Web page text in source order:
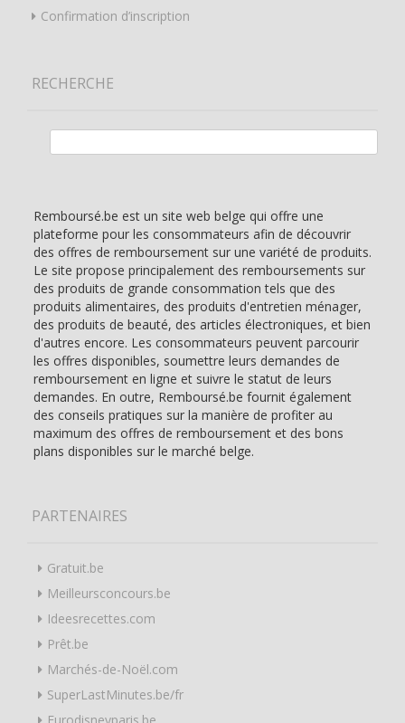
Confirmation d’inscription
RECHERCHE
Remboursé.be est un site web belge qui offre une
plateforme pour les consommateurs afin de découvrir
des offres de remboursement sur une variété de produits.
Le site propose principalement des remboursements sur
des produits de grande consommation tels que des
produits alimentaires, des produits d'entretien ménager,
des produits de beauté, des articles électroniques, et bien
d'autres encore. Les consommateurs peuvent parcourir
les offres disponibles, soumettre leurs demandes de
remboursement en ligne et suivre le statut de leurs
demandes. En outre, Remboursé.be fournit également
des conseils pratiques sur la manière de profiter au
maximum des offres de remboursement et des bons
plans disponibles sur le marché belge.
PARTENAIRES
Gratuit.be
Meilleursconcours.be
Ideesrecettes.com
Prêt.be
Marchés-de-Noël.com
SuperLastMinutes.be/fr
Eurodisneyparis.be